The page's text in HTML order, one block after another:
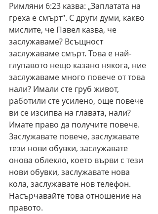
Римляни 6:23 казва: „Заплатата на
греха е смърт“. С други думи, какво
мислите, че Павел казва, че
заслужаваме? Всъщност
заслужаваме смърт. Това е най-
глупавото нещо казано някога, ние
заслужаваме много повече от това
нали? Имали сте груб живот,
работили сте усилено, още повече
ви се изсипва на главата, нали?
Имате право да получите повече.
Заслужавате повече, заслужавате
тези нови обувки, заслужавате
онова облекло, което върви с тези
нови обувки, заслужавате нова
кола, заслужавате нов телефон.
Насърчавайте това отношение на
правото.